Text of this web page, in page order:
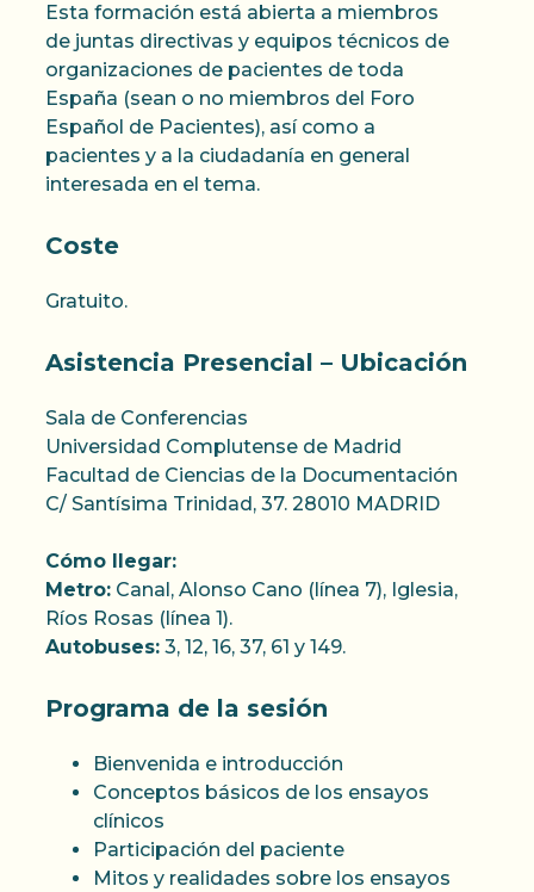
Esta formación está abierta a miembros
de juntas directivas y equipos técnicos de
organizaciones de pacientes de toda
España (sean o no miembros del Foro
Español de Pacientes), así como a
pacientes y a la ciudadanía en general
interesada en el tema.
Coste
Gratuito.
Asistencia Presencial – Ubicación
Sala de Conferencias
Universidad Complutense de Madrid
Facultad de Ciencias de la Documentación
C/ Santísima Trinidad, 37. 28010 MADRID
Cómo llegar:
Metro: Canal, Alonso Cano (línea 7), Iglesia,
Ríos Rosas (línea 1).
Autobuses: 3, 12, 16, 37, 61 y 149.
Programa de la sesión
Bienvenida e introducción
Conceptos básicos de los ensayos
clínicos
Participación del paciente
Mitos y realidades sobre los ensayos